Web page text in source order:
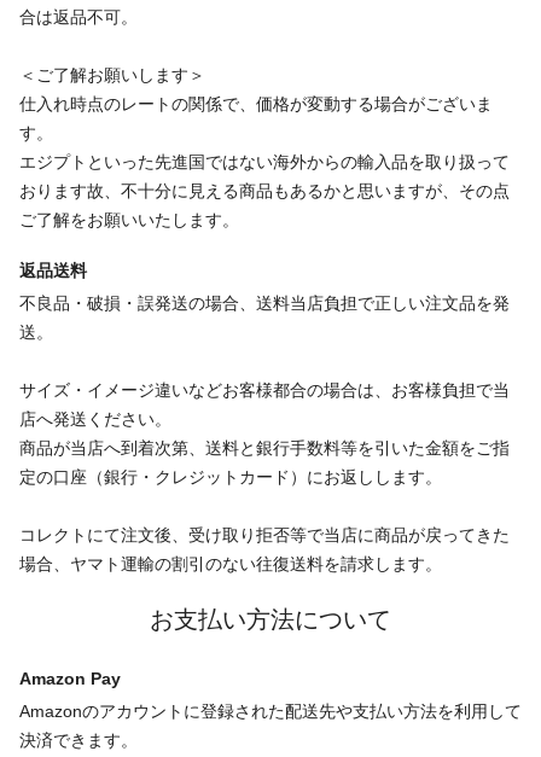
合は返品不可。
＜ご了解お願いします＞
仕入れ時点のレートの関係で、価格が変動する場合がございま
す。
エジプトといった先進国ではない海外からの輸入品を取り扱って
おります故、不十分に見える商品もあるかと思いますが、その点
ご了解をお願いいたします。
返品送料
不良品・破損・誤発送の場合、送料当店負担で正しい注文品を発
送。
サイズ・イメージ違いなどお客様都合の場合は、お客様負担で当
店へ発送ください。
商品が当店へ到着次第、送料と銀行手数料等を引いた金額をご指
定の口座（銀行・クレジットカード）にお返しします。
コレクトにて注文後、受け取り拒否等で当店に商品が戻ってきた
場合、ヤマト運輸の割引のない往復送料を請求します。
お支払い方法について
Amazon Pay
Amazonのアカウントに登録された配送先や支払い方法を利用して
決済できます。